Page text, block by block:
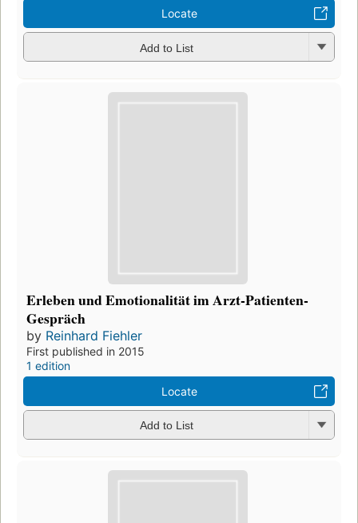
Locate
Add to List
Erleben und Emotionalität im Arzt-Patienten-
Gespräch
by Reinhard Fiehler
First published in 2015
1 edition
Locate
Add to List